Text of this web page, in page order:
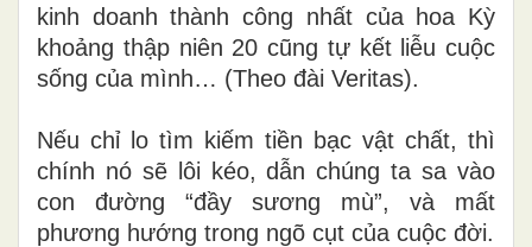
kinh doanh thành công nhất của hoa Kỳ
khoảng thập niên 20 cũng tự kết liễu cuộc
sống của mình… (Theo đài Veritas).
Nếu chỉ lo tìm kiếm tiền bạc vật chất, thì
chính nó sẽ lôi kéo, dẫn chúng ta sa vào
con đường “đầy sương mù”, và mất
phương hướng trong ngõ cụt của cuộc đời.